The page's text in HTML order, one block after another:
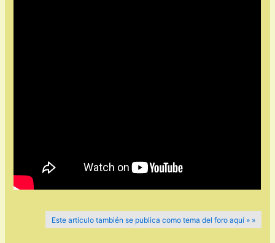
Este artículo también se publica como tema del foro aquí » »